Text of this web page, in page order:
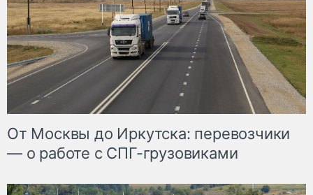
От Москвы до Иркутска: перевозчики
— о работе с СПГ-грузовиками